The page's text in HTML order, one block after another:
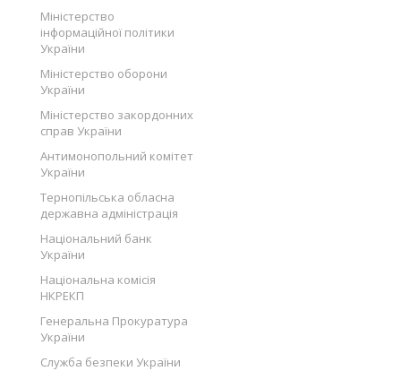
Міністерство
інформаційної політики
України
Міністерство оборони
України
Міністерство закордонних
справ України
Антимонопольний комітет
України
Тернопільська обласна
державна адміністрація
Національний банк
України
Національна комісія
НКРЕКП
Генеральна Прокуратура
України
Служба безпеки України